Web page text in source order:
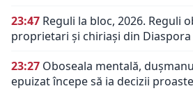
23:47 Reguli la bloc, 2026. Reguli
proprietari și chiriași din Diaspora
23:27 Oboseala mentală,
epuizat începe să ia decizii proaste